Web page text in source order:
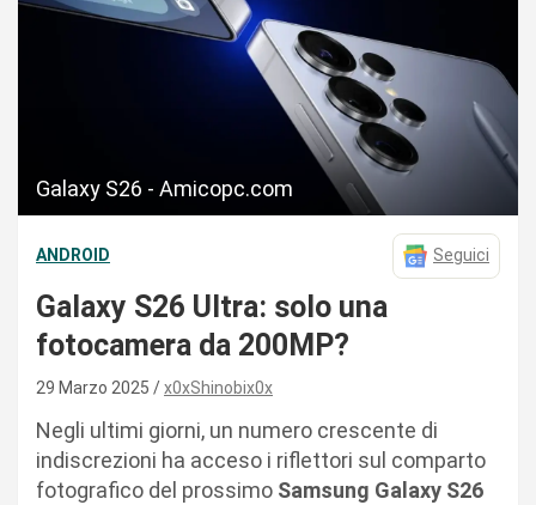
Galaxy S26 - Amicopc.com
ANDROID Seguici
Galaxy S26 Ultra: solo una
fotocamera da 200MP?
29 Marzo 2025 x0xShinobix0x
Negli ultimi giorni, un numero crescente di
indiscrezioni ha acceso i riflettori sul comparto
fotografico del prossimo Samsung Galaxy S26